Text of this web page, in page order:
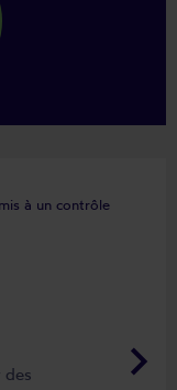
à un contrôle
keyboard_arrow_right
des